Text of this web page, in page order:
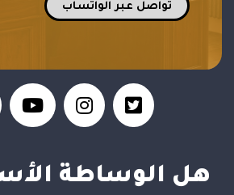
تواصل عبر الواتساب
fa
fa-
twitter-
fab
fa-
هل الوساطة